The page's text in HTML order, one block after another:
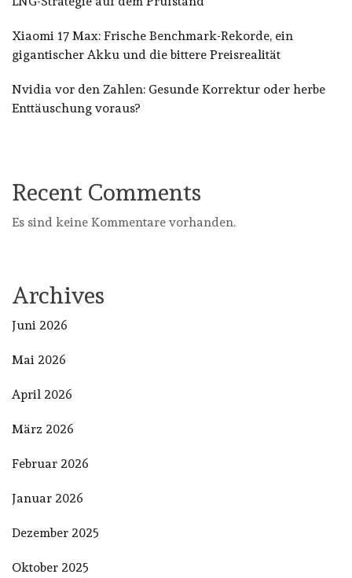
Xiaomi 17 Max: Frische Benchmark-Rekorde, ein
gigantischer Akku und die bittere Preisrealität
Nvidia vor den Zahlen: Gesunde Korrektur oder herbe
Enttäuschung voraus?
Recent Comments
Es sind keine Kommentare vorhanden.
Archives
Juni 2026
Mai 2026
April 2026
März 2026
Februar 2026
Januar 2026
Dezember 2025
Oktober 2025